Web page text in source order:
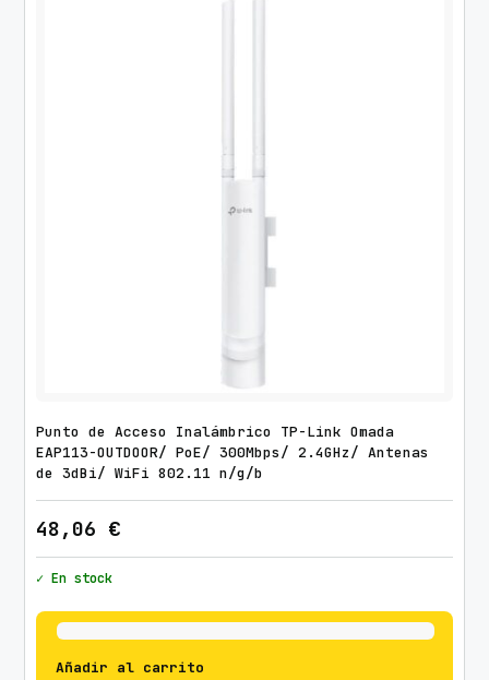
Punto de Acceso Inalámbrico TP-Link Omada
EAP113-OUTDOOR/ PoE/ 300Mbps/ 2.4GHz/ Antenas
de 3dBi/ WiFi 802.11 n/g/b
48,06 €
✓ En stock
Añadir al carrito